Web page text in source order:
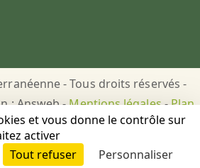
- Tous droits réservés -
: Answeb -Mentions légales-Plan
-Gestion des cookies
et vous donne le contrôle sur
activer
Tout refuser Personnaliser